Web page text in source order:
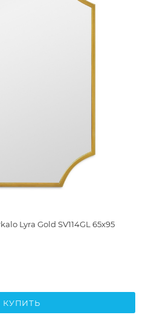
Lyra Gold SV114GL 65x95
КУПИТЬ